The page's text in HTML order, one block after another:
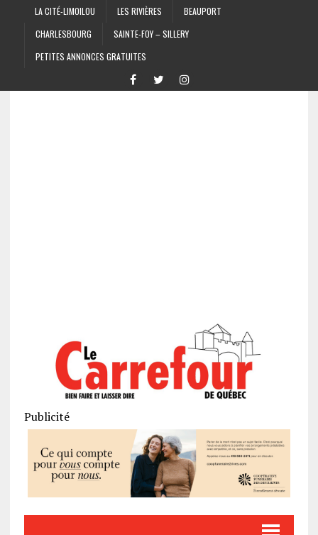
LA CITÉ-LIMOILOU LES RIVIÈRES
BEAUPORT
CHARLESBOURG
SAINTE-FOY – SILLERY
PETITES ANNONCES GRATUITES
Publicité